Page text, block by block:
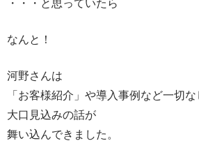
なんと！
河野さんは
「お客様紹介」や導入事例など一切
大口見込みの話が
舞い込んできました。